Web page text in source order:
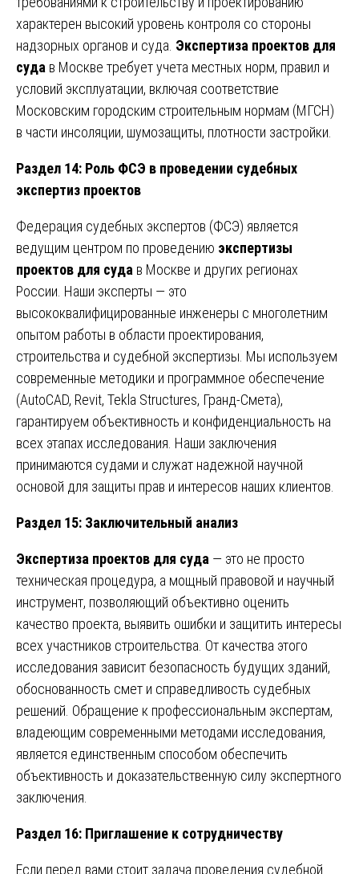
характерен высокий уровень контроля со стороны
надзорных органов и суда. Экспертиза проектов для
суда в Москве требует учета местных норм, правил и
условий эксплуатации, включая соответствие
Московским городским строительным нормам (МГСН)
в части инсоляции, шумозащиты, плотности застройки.
Раздел 14: Роль ФСЭ в проведении судебных
экспертиз проектов
Федерация судебных экспертов (ФСЭ) является
ведущим центром по проведению экспертизы
проектов для суда в Москве и других регионах
России. Наши эксперты — это
высококвалифицированные инженеры с многолетним
опытом работы в области проектирования,
строительства и судебной экспертизы. Мы используем
современные методики и программное обеспечение
(AutoCAD, Revit, Tekla Structures, Гранд-Смета),
гарантируем объективность и конфиденциальность на
всех этапах исследования. Наши заключения
принимаются судами и служат надежной научной
основой для защиты прав и интересов наших клиентов.
Раздел 15: Заключительный анализ
Экспертиза проектов для суда — это не просто
техническая процедура, а мощный правовой и научный
инструмент, позволяющий объективно оценить
качество проекта, выявить ошибки и защитить интересы
всех участников строительства. От качества этого
исследования зависит безопасность будущих зданий,
обоснованность смет и справедливость судебных
решений. Обращение к профессиональным экспертам,
владеющим современными методами исследования,
является единственным способом обеспечить
объективность и доказательственную силу экспертного
заключения.
Раздел 16: Приглашение к сотрудничеству
Если перед вами стоит задача проведения судебной